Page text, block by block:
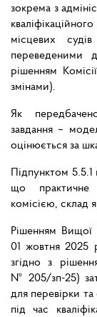
зокрема з
місцевих
переведеними
рішенням
змінами).
Як
завдання –
оцінюється за
Підпунктом
що практичне
комісією, склад
Рішенням Вищої
01 жовтня 2025
згідно з
№ 205/зп-25)
для перевірки
під час